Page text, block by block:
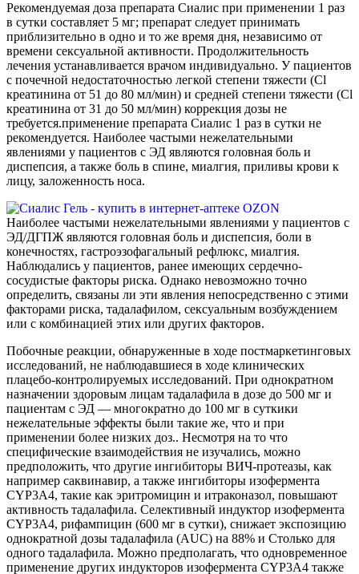
Рекомендуемая доза препарата Сиалис при применении 1 раз
в сутки составляет 5 мг; препарат следует принимать
приблизительно в одно и то же время дня, независимо от
времени сексуальной активности. Продолжительность
лечения устанавливается врачом индивидуально. У пациентов
с почечной недостаточностью легкой степени тяжести (Cl
креатинина от 51 до 80 мл/мин) и средней степени тяжести (Cl
креатинина от 31 до 50 мл/мин) коррекция дозы не
требуется.применение препарата Сиалис 1 раз в сутки не
рекомендуется. Наиболее частыми нежелательными
явлениями у пациентов с ЭД являются головная боль и
диспепсия, а также боль в спине, миалгия, приливы крови к
лицу, заложенность носа.
Наиболее частыми нежелательными явлениями у пациентов с
ЭД/ДГПЖ являются головная боль и диспепсия, боли в
конечностях, гастроэзофагальный рефлюкс, миалгия.
Наблюдались у пациентов, ранее имеющих сердечно-
сосудистые факторы риска. Однако невозможно точно
определить, связаны ли эти явления непосредственно с этими
факторами риска, тадалафилом, сексуальным возбуждением
или с комбинацией этих или других факторов.
Побочные реакции, обнаруженные в ходе постмаркетинговых
исследований, не наблюдавшиеся в ходе клинических
плацебо-контролируемых исследований. При однократном
назначении здоровым лицам тадалафила в дозе до 500 мг и
пациентам с ЭД — многократно до 100 мг в суткики
нежелательные эффекты были такие же, что и при
применении более низких доз.. Несмотря на то что
специфические взаимодействия не изучались, можно
предположить, что другие ингибиторы ВИЧ-протеазы, как
например саквинавир, а также ингибиторы изофермента
CYP3A4, такие как эритромицин и итраконазол, повышают
активность тадалафила. Селективный индуктор изофермента
CYP3A4, рифампицин (600 мг в сутки), снижает экспозицию
однократной дозы тадалафила (AUC) на 88% и Cтолько для
одного тадалафила. Можно предполагать, что одновременное
применение других индукторов изофермента CYP3A4 также